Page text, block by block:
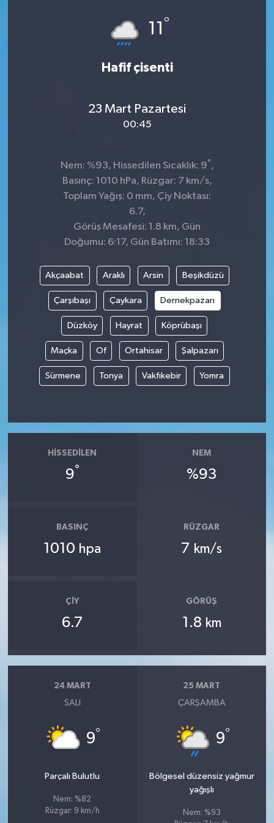
11°
Hafif çisenti
23 Mart Pazartesi
00:45
Nem: %93, Hissedilen Sıcaklık: 9° ,
Basınç: 1010 hPa, Rüzgar: 7 km/s,
Toplam Yağış: 0 mm, Çiy Noktası:
6.7,
Görüş Mesafesi: 1.8 km, Gün
Doğumu: 6:17, Gün Batımı: 18:33
Akçaabat Araklı Arsin Beşikdüzü
Çarşıbaşı Çaykara Dernekpazarı
Düzköy Hayrat Köprübaşı
Maçka Of Ortahisar Şalpazarı
Sürmene Tonya Vakfıkebir Yomra
HISSEDILEN
9°
NEM
%93
BASINÇ
1010 hpa
RÜZGAR
7 km/s
ÇIY
6.7
GÖRÜŞ
1.8 km
24 MART
SALI
9°
Parçalı Bulutlu
Nem: %82
Rüzgar: 9 km/h
25 MART
ÇARŞAMBA
9°
Bölgesel düzensiz yağmur
yağışlı
Nem: %93